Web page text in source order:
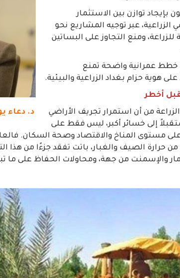
د. دعاء
بإيجاد توازن بين الاستثمار
الزراعية، عبر توجيه المشاريع نحو
للزراعة، ومنع التجاوز على البساتين
خطط عمرانية واضحة تمنع
هوية حزام بغداد الزراعية والبيئية.
أخطر
من أن استمرار تجريف الأراضي
إلى خسائر أكبر، ليس فقط على
مستوى المناخ والاقتصاد وصحة السكان.
حرارة الصيف والغبار، باتت تفقد جزءًا من هذا
والإسمنت من جهة، ومحاولات الحفاظ على ما